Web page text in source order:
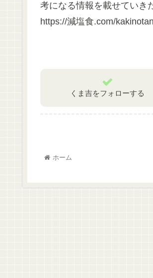
考になる情報を載せていき
https://減塩食.com/
くま吉をフォローする
ホーム